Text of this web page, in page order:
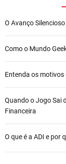
O Avanço
Como o Mundo
Entenda os motivos
Quando o Jogo Sai
Financeira
O que é a ADI e por